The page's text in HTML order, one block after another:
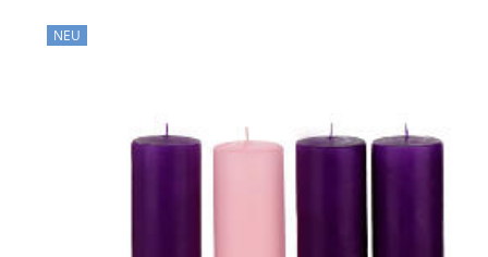
NEU